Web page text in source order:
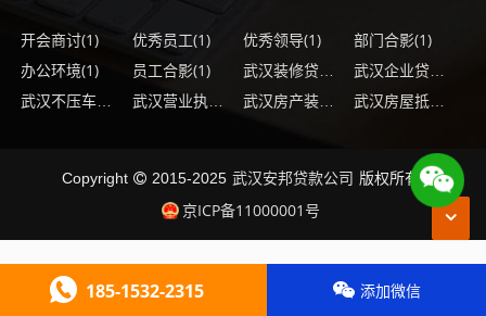
开会商讨(1) 优秀员工(1) 优秀领导(1) 部门合影(1)
办公环境(1) 员工合影(1) 武汉装修贷款办理流程 (1)
(1) (1)
武汉房产装修贷款有哪些优点 (1)
Copyright 2015-2025 武汉安邦贷款公司 版权所有.
京ICP备11000001号
185-1532-2315 添加微信